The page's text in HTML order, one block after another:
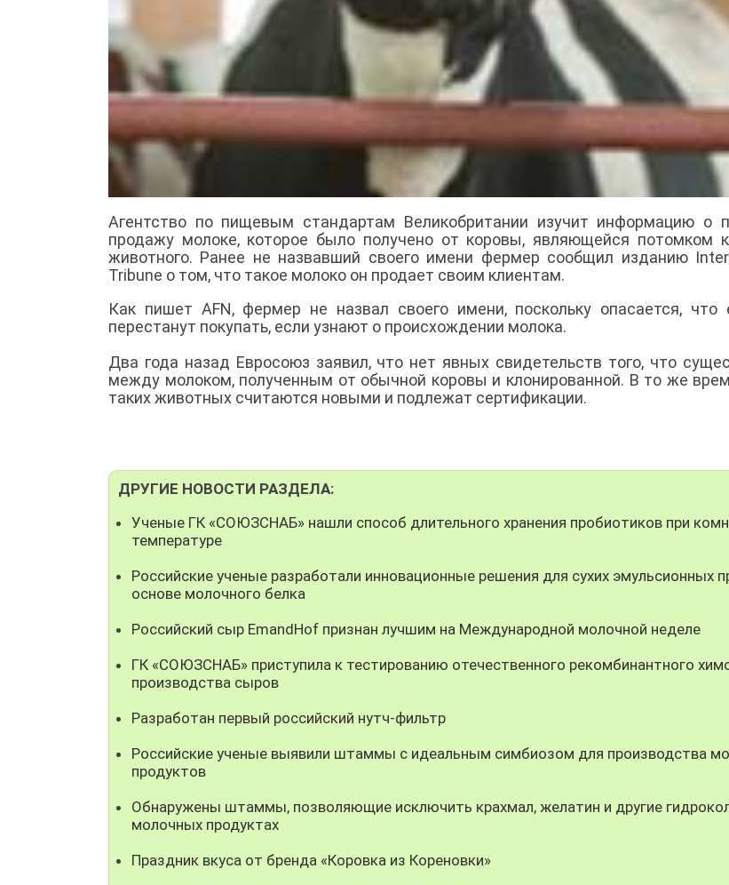
Агентство по пищевым стандартам Великобритании изучит информацию о
продажу молоке, которое было получено от коровы, являющейся потомком
животного. Ранее не назвавший своего имени фермер сообщил изданию
Tribune о том, что такое молоко он продает своим клиентам.
Как пишет AFN, фермер не назвал своего имени, поскольку опасается, что
перестанут покупать, если узнают о происхождении молока.
Два года назад Евросоюз заявил, что нет явных свидетельств того, что
между молоком, полученным от обычной коровы и клонированной. В то же
таких животных считаются новыми и подлежат сертификации.
ДРУГИЕ НОВОСТИ РАЗДЕЛА:
Ученые ГК «СОЮЗСНАБ» нашли способ длительного хранения пробиотиков при
температуре
Российские ученые разработали инновационные решения для сухих эмульсионных
основе молочного белка
Российский сыр EmandHof признан лучшим на Международной молочной неделе
ГК «СОЮЗСНАБ» приступила к тестированию отечественного рекомбинантного
производства сыров
Разработан первый российский нутч-фильтр
Российские ученые выявили штаммы с идеальным симбиозом для производства
продуктов
Обнаружены штаммы, позволяющие исключить крахмал, желатин и другие
молочных продуктах
Праздник вкуса от бренда «Коровка из Кореновки»